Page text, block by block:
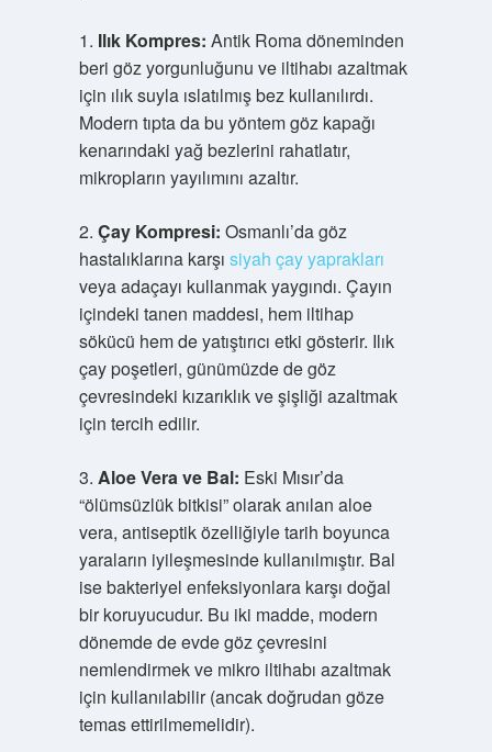
1. Ilık Kompres: Antik Roma döneminden
beri göz yorgunluğunu ve iltihabı azaltmak
için ılık suyla ıslatılmış bez kullanılırdı.
Modern tıpta da bu yöntem göz kapağı
kenarındaki yağ bezlerini rahatlatır,
mikropların yayılımını azaltır.
2. Çay Kompresi: Osmanlı’da göz
hastalıklarına karşı siyah çay yaprakları
veya adaçayı kullanmak yaygındı. Çayın
içindeki tanen maddesi, hem iltihap
sökücü hem de yatıştırıcı etki gösterir. Ilık
çay poşetleri, günümüzde de göz
çevresindeki kızarıklık ve şişliği azaltmak
için tercih edilir.
3. Aloe Vera ve Bal: Eski Mısır’da
“ölümsüzlük bitkisi” olarak anılan aloe
vera, antiseptik özelliğiyle tarih boyunca
yaraların iyileşmesinde kullanılmıştır. Bal
ise bakteriyel enfeksiyonlara karşı doğal
bir koruyucudur. Bu iki madde, modern
dönemde de evde göz çevresini
nemlendirmek ve mikro iltihabı azaltmak
için kullanılabilir (ancak doğrudan göze
temas ettirilmemelidir).